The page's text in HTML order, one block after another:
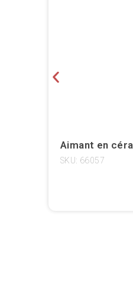
Aimant en
SKU: 66057